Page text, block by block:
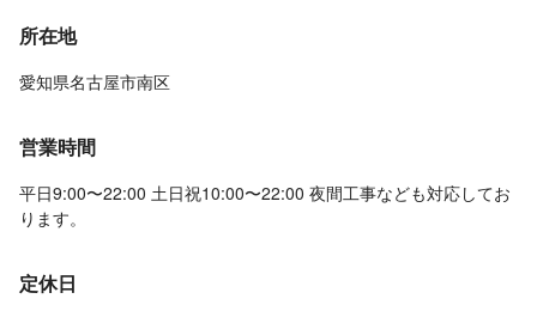
所在地
愛知県名古屋市南区
営業時間
平日9:00〜22:00 土日祝10:00〜22:00 夜間工事なども対応してお
ります。
定休日